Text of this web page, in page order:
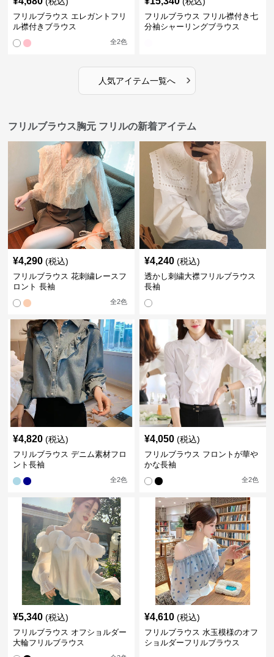
フリルブラウス エレガントフリ
ル襟付きブラウス
全2色
フリルブラウス フリル襟付き七
分袖シャーリングブラウス
人気アイテム一覧へ ›
フリルブラウス胸元 フリルの新着アイテム
¥4,290 (税込)
フリルブラウス 花刺繍レースフ
ロント 長袖
全2色
¥4,240 (税込)
透かし刺繍大襟フリルブラウス
長袖
¥4,820 (税込)
フリルブラウス デニム素材フロ
ント長袖
全2色
¥4,050 (税込)
フリルブラウス フロントが華や
かな長袖
全2色
¥5,340 (税込)
フリルブラウス オフショルダー
大輪フリルブラウス
¥4,610 (税込)
フリルブラウス 水玉模様のオフ
ショルダーフリルブラウス